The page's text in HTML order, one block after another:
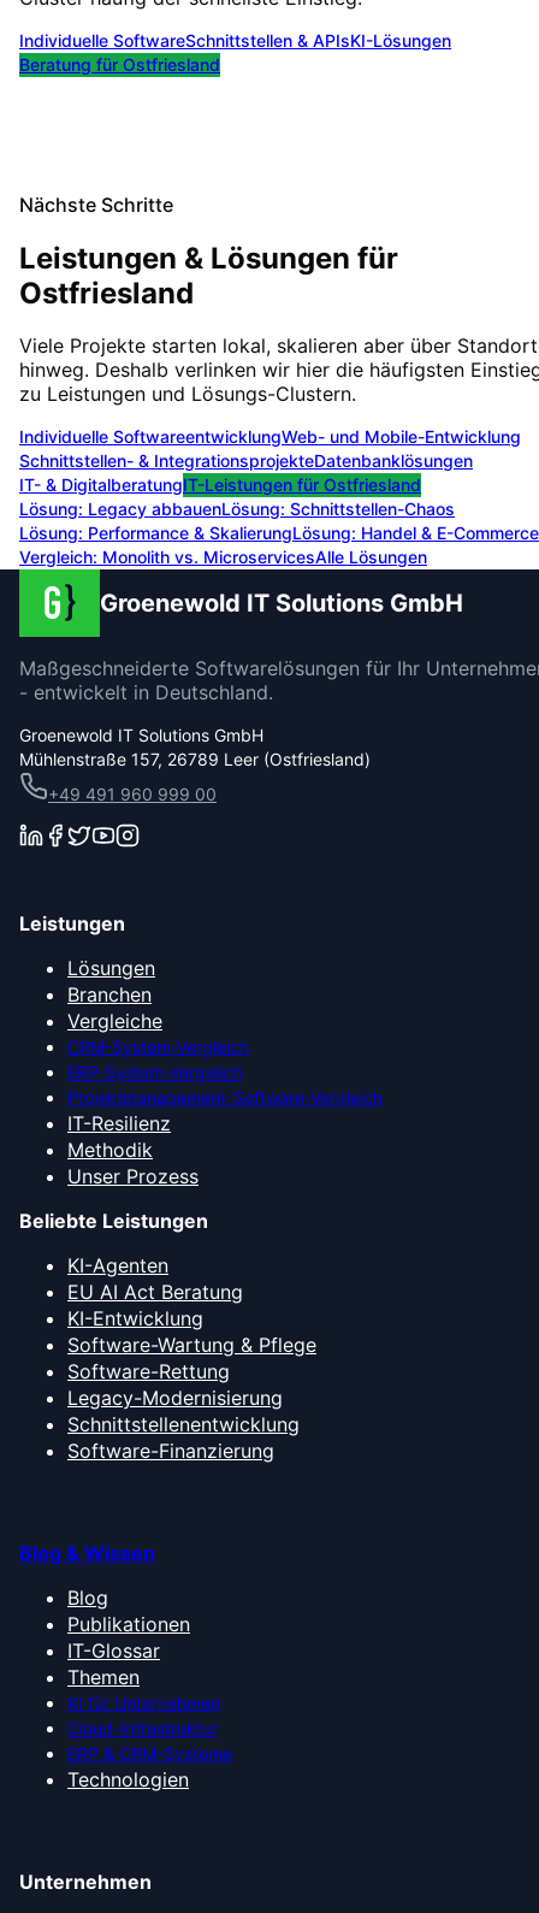
Individuelle SoftwareSchnittstellen & APIsKI-Lösungen
Beratung für Ostfriesland
Nächste Schritte
Leistungen & Lösungen für
Ostfriesland
Viele Projekte starten lokal, skalieren aber über
hinweg. Deshalb verlinken wir hier die häufigsten
zu Leistungen und Lösungs-Clustern.
Individuelle SoftwareentwicklungWeb- und Mobile-Entwicklung
Schnittstellen- & IntegrationsprojekteDatenbanklösungen
IT- & DigitalberatungIT-Leistungen für Ostfriesland
Lösung: Legacy abbauenLösung: Schnittstellen-Chaos
Lösung: Performance & SkalierungLösung: Handel & E-Commerce
Vergleich: Monolith vs. MicroservicesAlle Lösungen
Groenewold IT Solutions GmbH
Maßgeschneiderte Softwarelösungen für Ihr
- entwickelt in Deutschland.
Groenewold IT Solutions GmbH
Mühlenstraße 157, 26789 Leer (Ostfriesland)
+49 491 960 999 00
Leistungen
Lösungen
Branchen
Vergleiche
CRM-System-Vergleich
ERP-System-Vergleich
Projektmanagement-Software-Vergleich
IT-Resilienz
Methodik
Unser Prozess
Beliebte Leistungen
KI-Agenten
EU AI Act Beratung
KI-Entwicklung
Software-Wartung & Pflege
Software-Rettung
Legacy-Modernisierung
Schnittstellenentwicklung
Software-Finanzierung
Blog & Wissen
Blog
Publikationen
IT-Glossar
Themen
KI für Unternehmen
Cloud-Infrastruktur
ERP & CRM-Systeme
Technologien
Unternehmen